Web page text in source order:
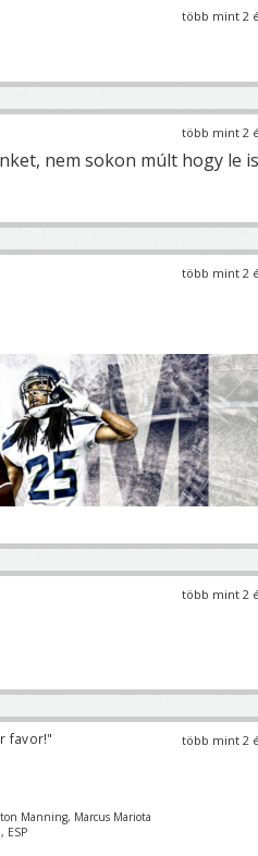
több mint 2
több mint 2
nem sokon múlt hogy le is
több mint 2
több mint 2
több mint 2
favor!"
Manning, Marcus Mariota
ESP